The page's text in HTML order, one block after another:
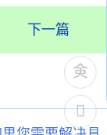
下一篇